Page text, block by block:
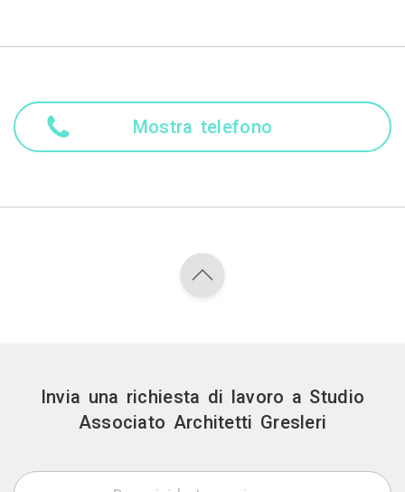
Mostra telefono
Invia una richiesta di lavoro a Studio
Associato Architetti Gresleri